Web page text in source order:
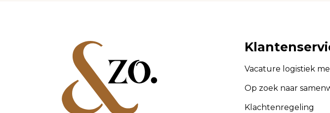
Vacature logistiek
Op zoek naar
Klachtenregeling